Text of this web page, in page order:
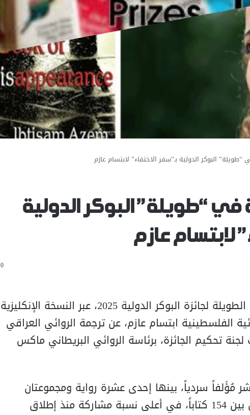
البوكر الدولية بـ”سِفر الاختفاء” لابتسام عازم
“طويلة” البوكر الدولية
لابتسام عازم
0
تحضر فلسطين في القائمة الطويلة لجائزة البوكر الدولية 2025، عبر النسخة الإنكليزية
الفلسطينية ابتسام عازم، عن ترجمة الروائي العراقي
تحكيم الجائزة، برئاسة الروائي البريطاني ماكس
مُؤَلفاً سردياً، بينها إحدى عشرة رواية ومجموعتان
قصصيتان، وتم اختيارها من بين 154 كتاباً، في أعلى نسبة مشاركة منذ إطلاق